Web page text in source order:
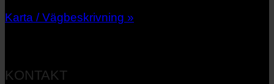
Karta / Vägbeskrivning »
KONTAKT